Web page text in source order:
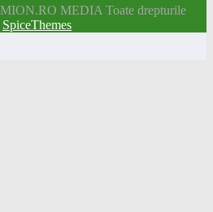
MEDIA Toate drepturile
SpiceThemes